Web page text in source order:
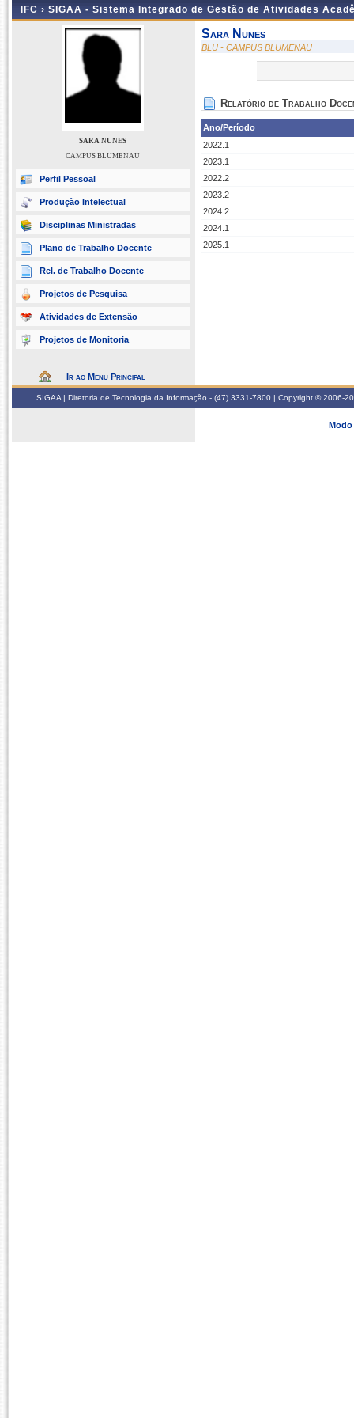
IFC › SIGAA - Sistema Integrado de Gestão de Atividades
SARA NUNES
CAMPUS BLUMENAU
Perfil Pessoal
Produção Intelectual
Disciplinas Ministradas
Plano de Trabalho Docente
Rel. de Trabalho Docente
Projetos de Pesquisa
Atividades de Extensão
Projetos de Monitoria
Ir ao Menu Principal
Sara Nunes
BLU - CAMPUS BLUMENAU
Relatório de Trabalho
Ano/Período
2022.1
2023.1
2022.2
2023.2
2024.2
2024.1
2025.1
SIGAA | Diretoria de Tecnologia da Informação - (47) 3331-7800 | Copyright © 2006-
Modo